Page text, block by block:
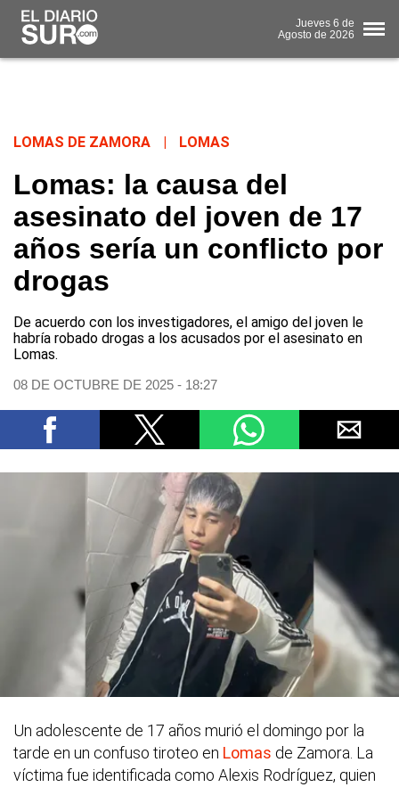
Jueves 6 de
Agosto de 2026
LOMAS DE ZAMORA LOMAS
Lomas: la causa del
asesinato del joven de 17
años sería un conflicto por
drogas
De acuerdo con los investigadores, el amigo del joven le
habría robado drogas a los acusados por el asesinato en
Lomas.
08 DE OCTUBRE DE 2025 - 18:27
Un adolescente de 17 años murió el domingo por la
tarde en un confuso tiroteo en Lomas de Zamora. La
víctima fue identificada como Alexis Rodríguez, quien